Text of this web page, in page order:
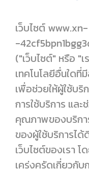
เว็บไซต์ www.xn-
-
("เว็บไซต์" หรือ "
เทคโนโลยีอื่นใด
เพื่อช่วยให้ผู้ใช้บ
การใช้บริการ แล
คุณภาพของบริกา
ของผู้ใช้บริการได้
เว็บไซต์ของเรา
เคร่งครัดเกี่ยวกั